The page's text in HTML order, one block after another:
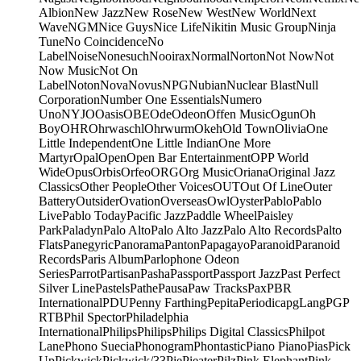
AlbionNew JazzNew RoseNew WestNew WorldNext
WaveNGMNice GuysNice LifeNikitin Music GroupNinja
TuneNo CoincidenceNo
LabelNoiseNonesuchNooiraxNormalNortonNot NowNot
Now MusicNot On
LabelNotonNovaNovusNPGNubianNuclear BlastNull
CorporationNumber One EssentialsNumero
UnoNYJOOasisOBEOdeOdeonOffen MusicOgunOh
BoyOHROhrwaschlOhrwurmOkehOld TownOliviaOne
Little IndependentOne Little IndianOne More
MartyrOpalOpenOpen Bar EntertainmentOPP World
WideOpusOrbisOrfeoORGOrg MusicOrianaOriginal Jazz
ClassicsOther PeopleOther VoicesOUTOut Of LineOuter
BatteryOutsiderOvationOverseasOwlOysterPabloPablo
LivePablo TodayPacific JazzPaddle WheelPaisley
ParkPaladynPalo AltoPalo Alto JazzPalo Alto RecordsPalto
FlatsPanegyricPanoramaPantonPapagayoParanoidParanoid
RecordsParis AlbumParlophone Odeon
SeriesParrotPartisanPashaPassportPassport JazzPast Perfect
Silver LinePastelsPathePausaPaw TracksPaxPBR
InternationalPDUPenny FarthingPepitaPeriodicapgLangPGP
RTBPhil SpectorPhiladelphia
InternationalPhilipsPhilipsPhilips Digital ClassicsPhilpot
LanePhono SueciaPhonogramPhontasticPiano PianoPiasPick